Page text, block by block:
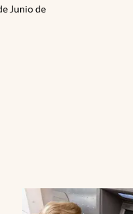
Junio de